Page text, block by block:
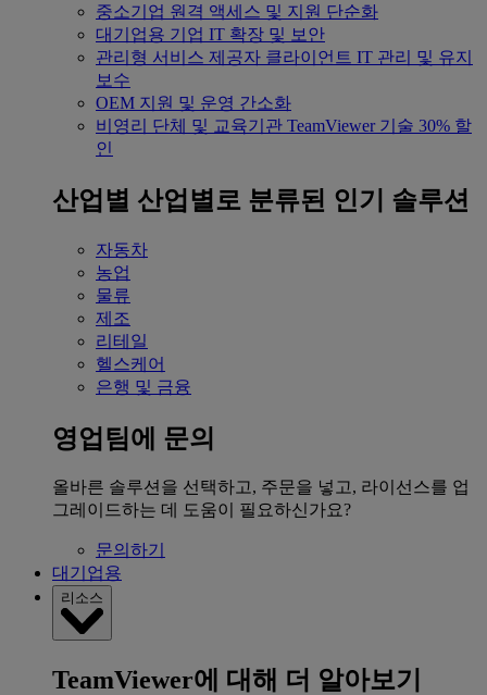
중소기업 원격 액세스 및 지원 단순화
대기업용 기업 IT 확장 및 보안
관리형 서비스 제공자 클라이언트 IT 관리 및 유지
보수
OEM 지원 및 운영 간소화
비영리 단체 및 교육기관 TeamViewer 기술 30% 할
인
산업별 산업별로 분류된 인기 솔루션
자동차
농업
물류
제조
리테일
헬스케어
은행 및 금융
영업팀에 문의
올바른 솔루션을 선택하고, 주문을 넣고, 라이선스를 업
그레이드하는 데 도움이 필요하신가요?
문의하기
대기업용
리소스
TeamViewer에 대해 더 알아보기